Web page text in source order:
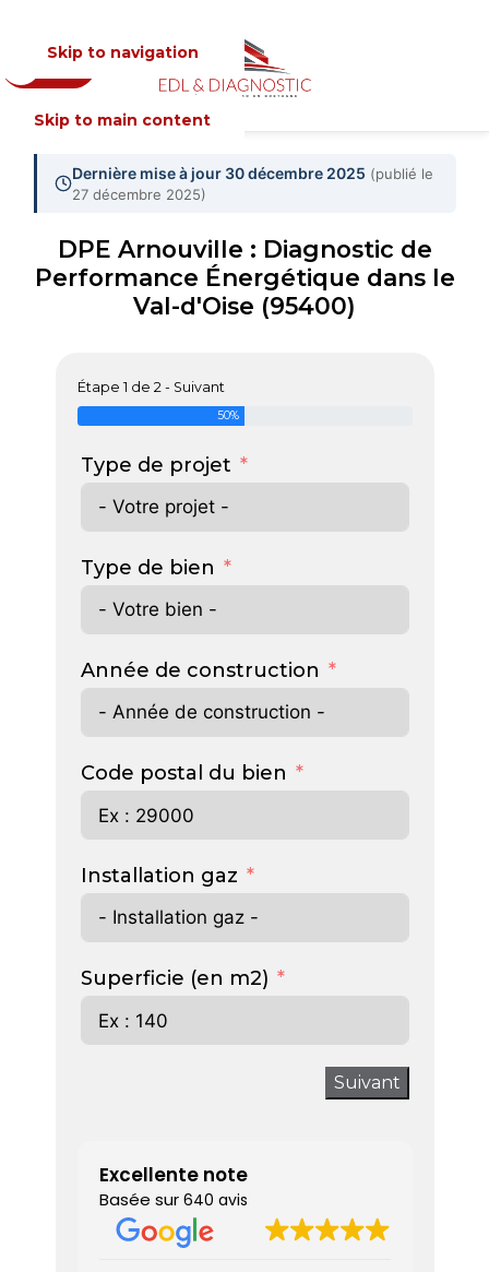
Skip to navigation
Skip to main content
MENU
Dernière mise à jour 30 décembre 2025 (publié le
27 décembre 2025)
DPE Arnouville : Diagnostic de
Performance Énergétique dans le
Val-d'Oise (95400)
Étape 1 de 2 - Suivant
50%
Type de projet
Type de bien
Année de construction
Code postal du bien
Installation gaz
Superficie (en m2)
Suivant
Excellente note
Basée sur 640 avis